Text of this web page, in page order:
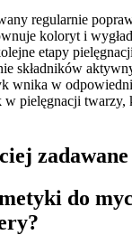
regularnie
koloryt i
etapy
składników
wnika w
pielęgnacji twarzy,
do